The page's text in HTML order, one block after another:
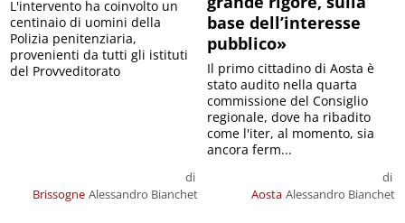
Brissogne
di
Alessandro Bianchet
L'intervento ha coinvolto un
centinaio di uomini della
Polizia penitenziaria,
provenienti da tutti gli istituti
del Provveditorato
base dell’interesse
pubblico»
Aosta
di
Alessandro Bianchet
Il primo cittadino di Aosta è
stato audito nella quarta
commissione del Consiglio
regionale, dove ha ribadito
come l'iter, al momento, sia
ancora ferm...